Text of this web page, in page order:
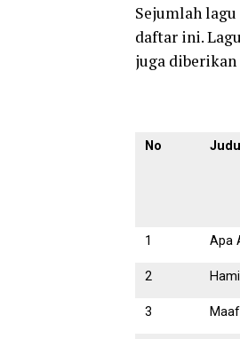
Sejumlah
daftar ini. Lagu
juga
No
1 Apa
2
3